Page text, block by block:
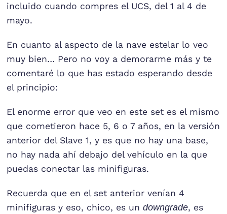
incluido cuando compres el UCS, del 1 al 4 de
mayo.
En cuanto al aspecto de la nave estelar lo veo
muy bien… Pero no voy a demorarme más y te
comentaré lo que has estado esperando desde
el principio:
El enorme error que veo en este set es el mismo
que cometieron hace 5, 6 o 7 años, en la versión
anterior del Slave 1, y es que no hay una base,
no hay nada ahí debajo del vehículo en la que
puedas conectar las minifiguras.
Recuerda que en el set anterior venían 4
minifiguras y eso, chico, es undowngrade, es